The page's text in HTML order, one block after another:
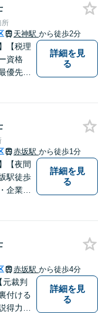
依頼・
ために
ます！
所
天神駅 から徒歩2分
【税理
資格
優先し
をお聞
に導き
詳細を見
る
赤坂駅 から徒歩1分
【夜間
駅徒歩
企業法
詳細を見
る
赤坂駅 から徒歩4分
元裁判
付ける
得力の
詳細を見
る